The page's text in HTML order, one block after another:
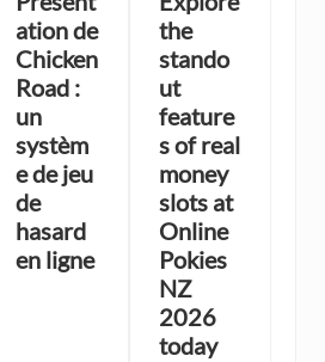
ation de
Chicken
Road :
un
systèm
e de jeu
de
hasard
en ligne
the
stando
ut
feature
s of real
money
slots at
Online
Pokies
NZ
2026
today